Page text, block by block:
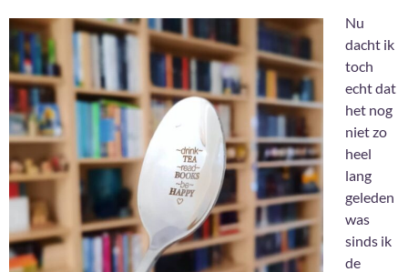
Nu
dacht ik
toch
echt dat
het nog
niet zo
heel
lang
geleden
was
sinds ik
de